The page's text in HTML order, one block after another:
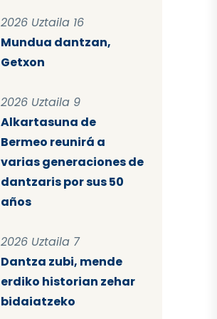
2026 Uztaila 16
Mundua dantzan,
Getxon
2026 Uztaila 9
Alkartasuna de
Bermeo reunirá a
varias generaciones de
dantzaris por sus 50
años
2026 Uztaila 7
Dantza zubi, mende
erdiko historian zehar
bidaiatzeko